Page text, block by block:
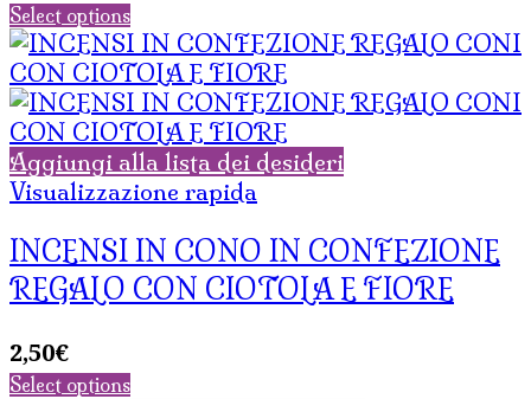
Select options
Aggiungi alla lista dei desideri
Visualizzazione rapida
INCENSI IN CONO IN CONFEZIONE
REGALO CON CIOTOLA E FIORE
2,50€
Select options